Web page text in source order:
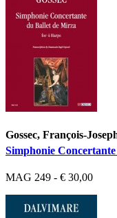
Gossec, François-
Simphonie
MAG 249 - € 30,00